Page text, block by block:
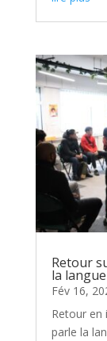
Retour
la
Fév 16,
Retour en
parle la